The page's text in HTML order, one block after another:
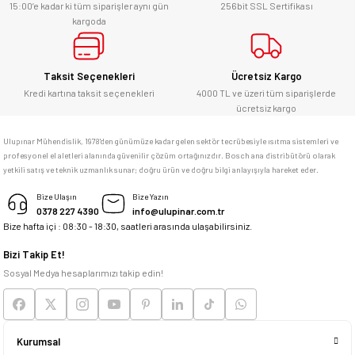
alabilirsiniz.
E... Ü... | 10/06/2026
Bosch marka alet alacaksam kesinlikle
adresim Ulupınar.com.tr
memnun kaldım
Deneyimini Paylaş
15:00’e kadar ki tüm siparişler aynı gün
kargoda
256bit SSL Sertifikası
Taksit Seçenekleri
Kredi kartına taksit seçenekleri
Ücretsiz Kargo
4000 TL ve üzeri tüm siparişlerde
ücretsiz kargo
Ulupınar Mühendislik, 1978'den günümüze kadar gelen sektör tecrübesiyle ısıtma sistemleri ve
profesyonel el aletleri alanında güvenilir çözüm ortağınızdır. Bosch ana distribütörü olarak
yetkili satış ve teknik uzmanlık sunar; doğru ürün ve doğru bilgi anlayışıyla hareket eder.
Bize Ulaşın
0378 227 4390
Bize Yazın
info@ulupinar.com.tr
Bize hafta içi : 08:30 - 18:30, saatleri arasında ulaşabilirsiniz.
Bizi Takip Et!
Sosyal Medya hesaplarımızı takip edin!
Kurumsal